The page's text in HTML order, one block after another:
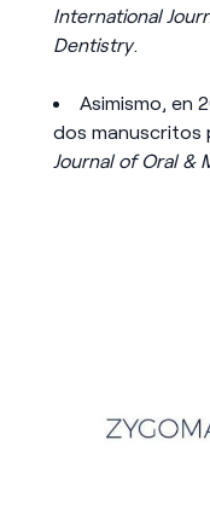
International
Dentistry.
Asimismo, en
dos manuscritos
Journal of Oral &